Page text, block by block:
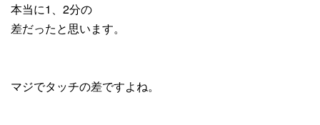
本当に1、2分の
差だったと思います。
マジでタッチの差ですよね。